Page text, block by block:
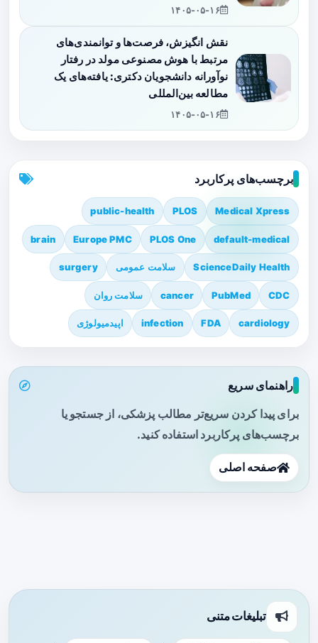
۱۴۰۵-۰۵-۱۶
نقش انگیزش، فرصت‌ها و توانمندی‌های
مرتبط با هوش مصنوعی مولد در رفتار
نوآورانه دانشجویان دکتری: یافته‌های یک
مطالعه بین‌المللی
۱۴۰۵-۰۵-۱۶
برچسب‌های پرکاربرد
Medical Xpress
PLOS
public-health
default-medical
PLOS One
Europe PMC
brain
ScienceDaily Health سلامت عمومی surgery
CDC
PubMed
cancer سلامت روان
cardiology
FDA
infection اپیدمیولوژی
راهنمای سریع
برای پیدا کردن سریع‌تر مطالب پزشکی، از جستجو یا
برچسب‌های پرکاربرد استفاده کنید.
صفحه اصلی
تبلیغات متنی